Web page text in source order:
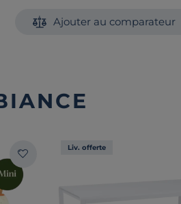
Ajouter au comparateur
Liv. offerte